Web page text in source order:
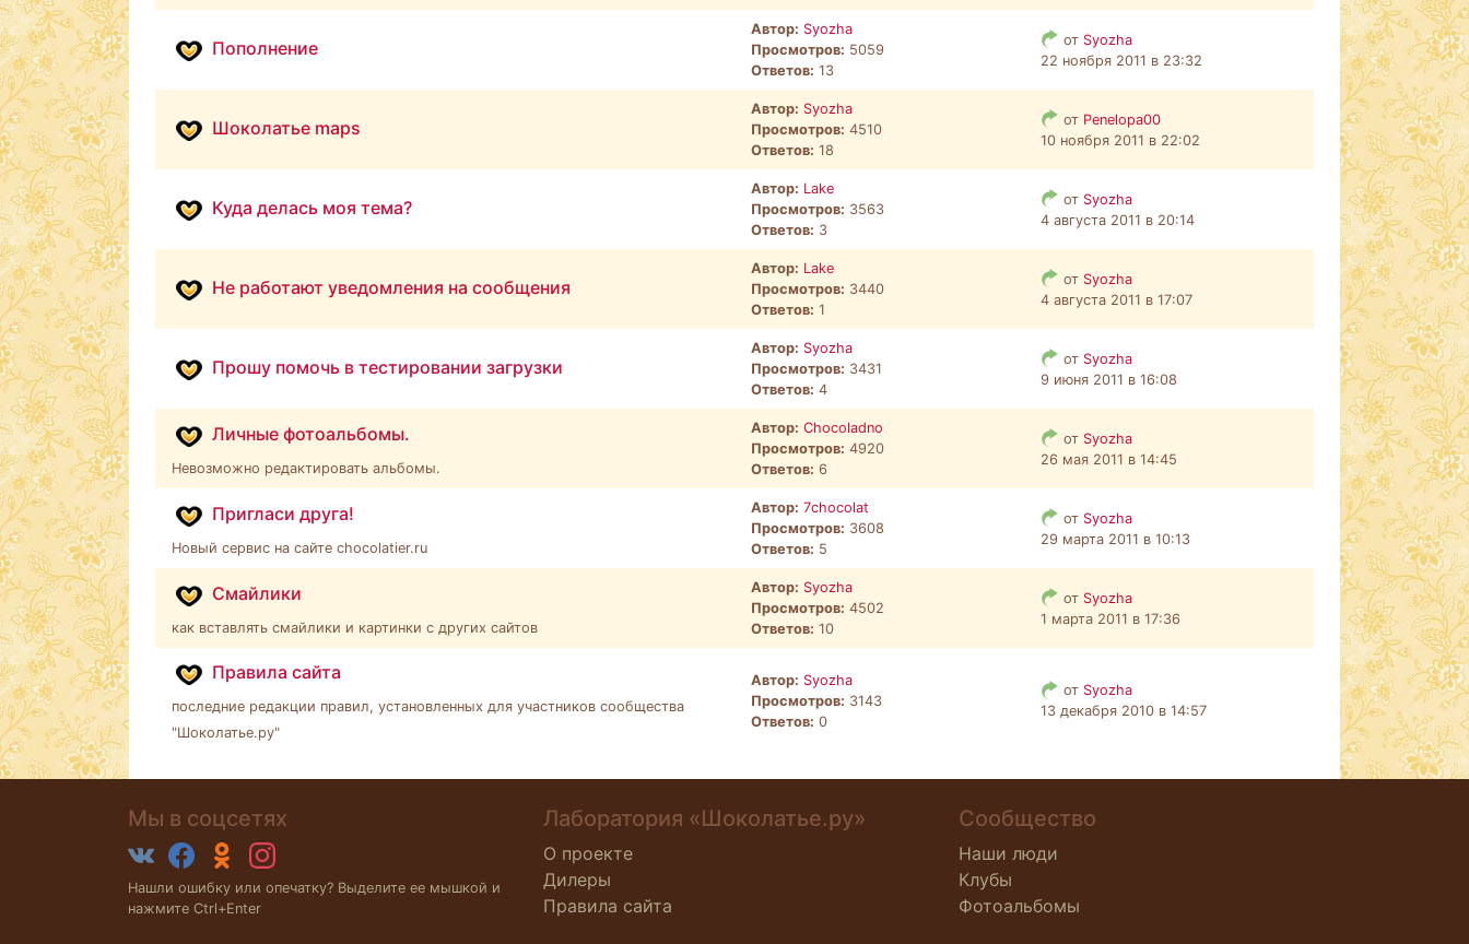
Пополнение
Автор: Syozha
Просмотров: 5059
Ответов: 13
от Syozha
22 ноября 2011 в 23:32
Шоколатье maps
Автор: Syozha
Просмотров: 4510
Ответов: 18
от Penelopa00
10 ноября 2011 в 22:02
Куда делась моя тема?
Автор: Lake
Просмотров: 3563
Ответов: 3
от Syozha
4 августа 2011 в 20:14
Не работают уведомления на сообщения
Автор: Lake
Просмотров: 3440
Ответов: 1
от Syozha
4 августа 2011 в 17:07
Прошу помочь в тестировании загрузки
Автор: Syozha
Просмотров: 3431
Ответов: 4
от Syozha
9 июня 2011 в 16:08
Личные фотоальбомы.
Невозможно редактировать альбомы.
Автор: Chocoladno
Просмотров: 4920
Ответов: 6
от Syozha
26 мая 2011 в 14:45
Пригласи друга!
Новый сервис на сайте chocolatier.ru
Автор: 7chocolat
Просмотров: 3608
Ответов: 5
от Syozha
29 марта 2011 в 10:13
Смайлики
как вставлять смайлики и картинки с других сайтов
Автор: Syozha
Просмотров: 4502
Ответов: 10
от Syozha
1 марта 2011 в 17:36
Правила сайта
последние редакции правил, установленных для участников сообщества
"Шоколатье.ру"
Автор: Syozha
Просмотров: 3143
Ответов: 0
от Syozha
13 декабря 2010 в 14:57
Мы в соцсетях
Нашли ошибку или опечатку? Выделите ее мышкой и
нажмите Ctrl+Enter
Лаборатория «Шоколатье.ру»
О проекте
Дилеры
Правила сайта
Сообщество
Наши люди
Клубы
Фотоальбомы